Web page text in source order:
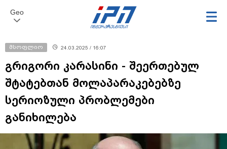
Geo
მსოფლიო 24.03.2025 / 16:07
გრიგორი კარასინი - შეერთებულ
შტატებთან მოლაპარაკებებზე
სერიოზული პრობლემები
განიხილება